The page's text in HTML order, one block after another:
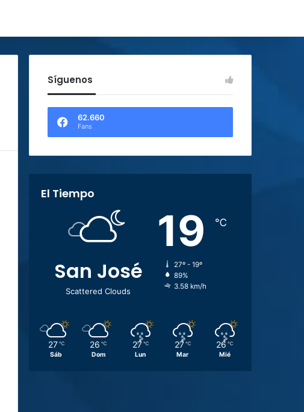
Síguenos
62.660
Fans
El Tiempo
San José
Scattered Clouds
19 ℃
27º - 19º
89%
3.58 km/h
27 ℃
Sáb
26 ℃
Dom
27 ℃
Lun
27 ℃
Mar
26 ℃
Mié